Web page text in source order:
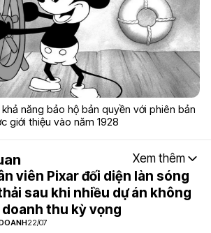
năng bảo hộ bản quyền với phiên bản
giới thiệu vào năm 1928
Xem thêm
viên Pixar đối diện làn sóng
sau khi nhiều dự án không
thu kỳ vọng
22/07